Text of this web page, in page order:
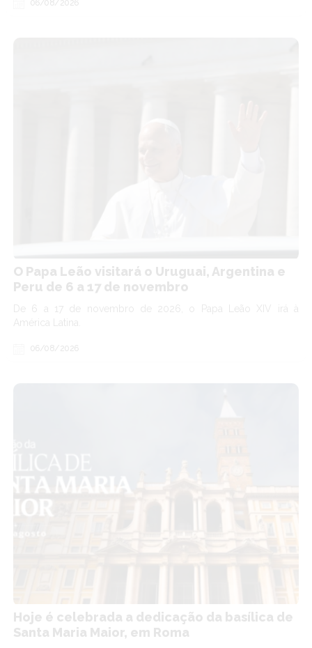
06/08/2026
O Papa Leão visitará o Uruguai, Argentina e
Peru de 6 a 17 de novembro
De 6 a 17 de novembro de 2026, o Papa Leão XIV irá à
América Latina.
06/08/2026
Hoje é celebrada a dedicação da basílica de
Santa Maria Maior, em Roma